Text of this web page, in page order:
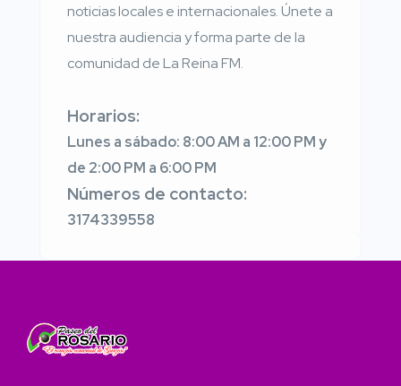
noticias locales e internacionales. Únete a
nuestra audiencia y forma parte de la
comunidad de La Reina FM.
Horarios:
Lunes a sábado: 8:00 AM a 12:00 PM y
de 2:00 PM a 6:00 PM
Números de contacto:
3174339558